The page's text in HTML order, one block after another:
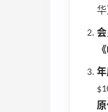
华
原